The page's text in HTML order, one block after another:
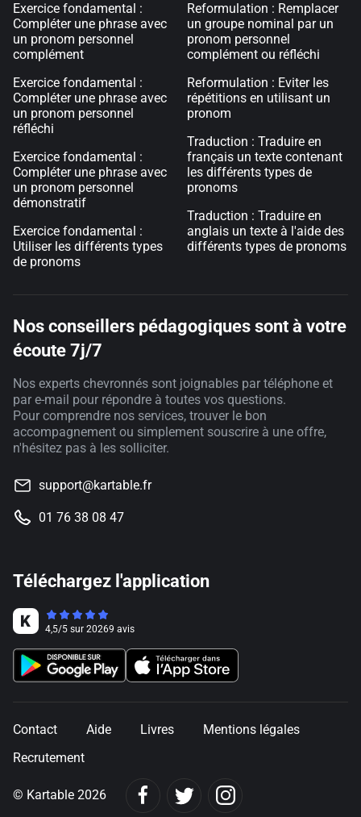
Exercice fondamental :
Compléter une phrase avec
un pronom personnel
complément
Exercice fondamental :
Compléter une phrase avec
un pronom personnel
réfléchi
Exercice fondamental :
Compléter une phrase avec
un pronom personnel
démonstratif
Exercice fondamental :
Utiliser les différents types
de pronoms
Reformulation : Remplacer
un groupe nominal par un
pronom personnel
complément ou réfléchi
Reformulation : Eviter les
répétitions en utilisant un
pronom
Traduction : Traduire en
français un texte contenant
les différents types de
pronoms
Traduction : Traduire en
anglais un texte à l'aide des
différents types de pronoms
Nos conseillers pédagogiques sont à votre
écoute 7j/7
Nos experts chevronnés sont joignables par téléphone et
par e-mail pour répondre à toutes vos questions.
Pour comprendre nos services, trouver le bon
accompagnement ou simplement souscrire à une offre,
n'hésitez pas à les solliciter.
support@kartable.fr
01 76 38 08 47
Téléchargez l'application
4,5/5 sur 20269 avis
Contact Aide Livres
Mentions légales
Recrutement
© Kartable 2026